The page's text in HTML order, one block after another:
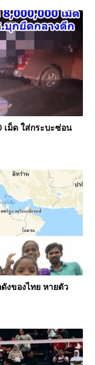
ม็ด ใส่กระบะซ่อน
งของไทย หายตัว